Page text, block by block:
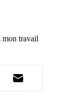
mon travail